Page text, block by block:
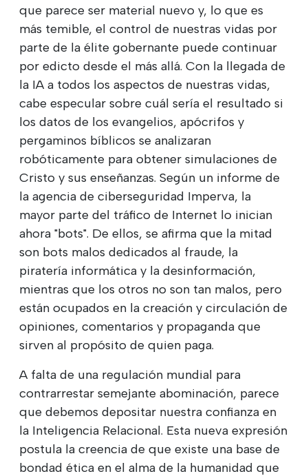
que parece ser material nuevo y, lo que es
más temible, el control de nuestras vidas por
parte de la élite gobernante puede continuar
por edicto desde el más allá. Con la llegada de
la IA a todos los aspectos de nuestras vidas,
cabe especular sobre cuál sería el resultado si
los datos de los evangelios, apócrifos y
pergaminos bíblicos se analizaran
robóticamente para obtener simulaciones de
Cristo y sus enseñanzas. Según un informe de
la agencia de ciberseguridad Imperva, la
mayor parte del tráfico de Internet lo inician
ahora "bots". De ellos, se afirma que la mitad
son bots malos dedicados al fraude, la
piratería informática y la desinformación,
mientras que los otros no son tan malos, pero
están ocupados en la creación y circulación de
opiniones, comentarios y propaganda que
sirven al propósito de quien paga.
A falta de una regulación mundial para
contrarrestar semejante abominación, parece
que debemos depositar nuestra confianza en
la Inteligencia Relacional. Esta nueva expresión
postula la creencia de que existe una base de
bondad ética en el alma de la humanidad que